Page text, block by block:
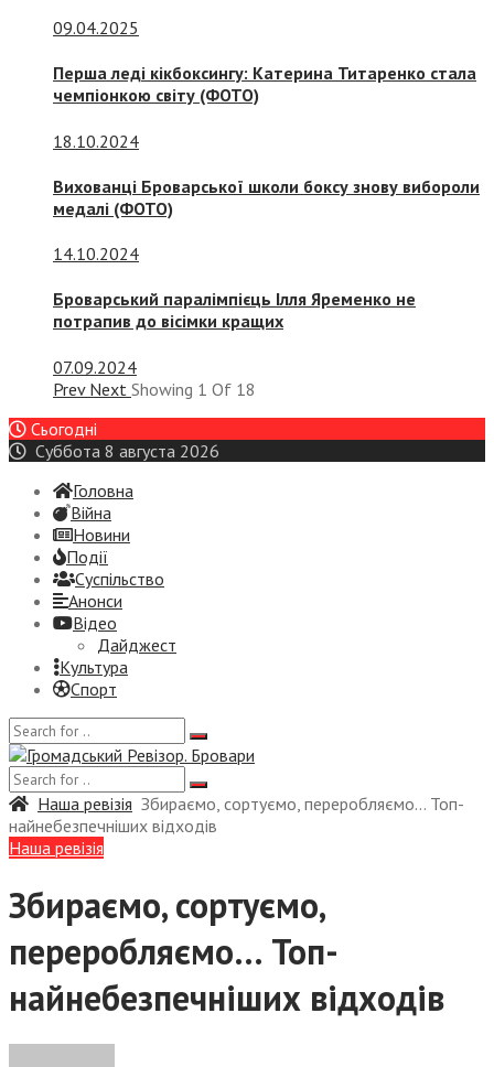
09.04.2025
Перша леді кікбоксингу: Катерина Титаренко стала
чемпіонкою світу (ФОТО)
18.10.2024
Вихованці Броварської школи боксу знову вибороли
медалі (ФОТО)
14.10.2024
Броварський паралімпієць Ілля Яременко не
потрапив до вісімки кращих
07.09.2024
Prev Next Showing 1 Of 18
Сьогодні
Суббота 8 августа 2026
Головна
Війна
Новини
Події
Суспiльство
Анонси
Відео
Дайджест
Культура
Спорт
Наша ревізія Збираємо, сортуємо, переробляємо… Топ-
найнебезпечніших відходів
Наша ревізія
Збираємо, сортуємо,
переробляємо… Топ-
найнебезпечніших відходів